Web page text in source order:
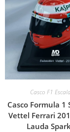
Casco F1
Casco Formula 1
Vettel Ferrari
Lauda